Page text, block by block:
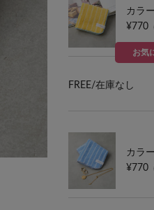
カラ
¥770
FREE/在庫なし
お気
カラ
¥770